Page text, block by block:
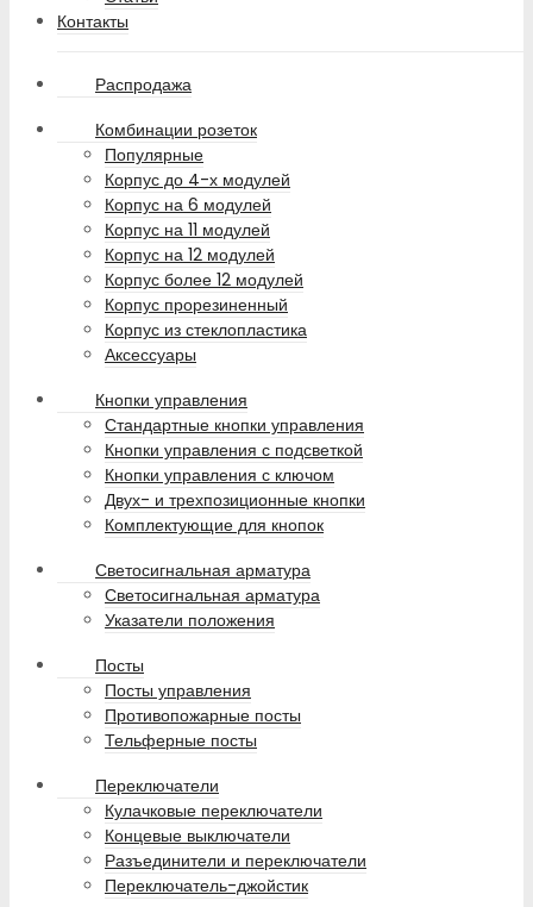
Контакты
Распродажа
Комбинации розеток
Популярные
Корпус до 4-х модулей
Корпус на 6 модулей
Корпус на 11 модулей
Корпус на 12 модулей
Корпус более 12 модулей
Корпус прорезиненный
Корпус из стеклопластика
Аксессуары
Кнопки управления
Стандартные кнопки управления
Кнопки управления с подсветкой
Кнопки управления с ключом
Двух- и трехпозиционные кнопки
Комплектующие для кнопок
Светосигнальная арматура
Светосигнальная арматура
Указатели положения
Посты
Посты управления
Противопожарные посты
Тельферные посты
Переключатели
Кулачковые переключатели
Концевые выключатели
Разъединители и переключатели
Переключатель-джойстик